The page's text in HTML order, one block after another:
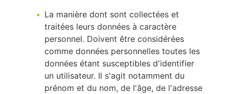
La manière dont sont collectées et
traitées leurs données à caractère
personnel. Doivent être considérées
comme données personnelles toutes les
données étant susceptibles d'identifier
un utilisateur. Il s'agit notamment du
prénom et du nom, de l'âge, de l'adresse